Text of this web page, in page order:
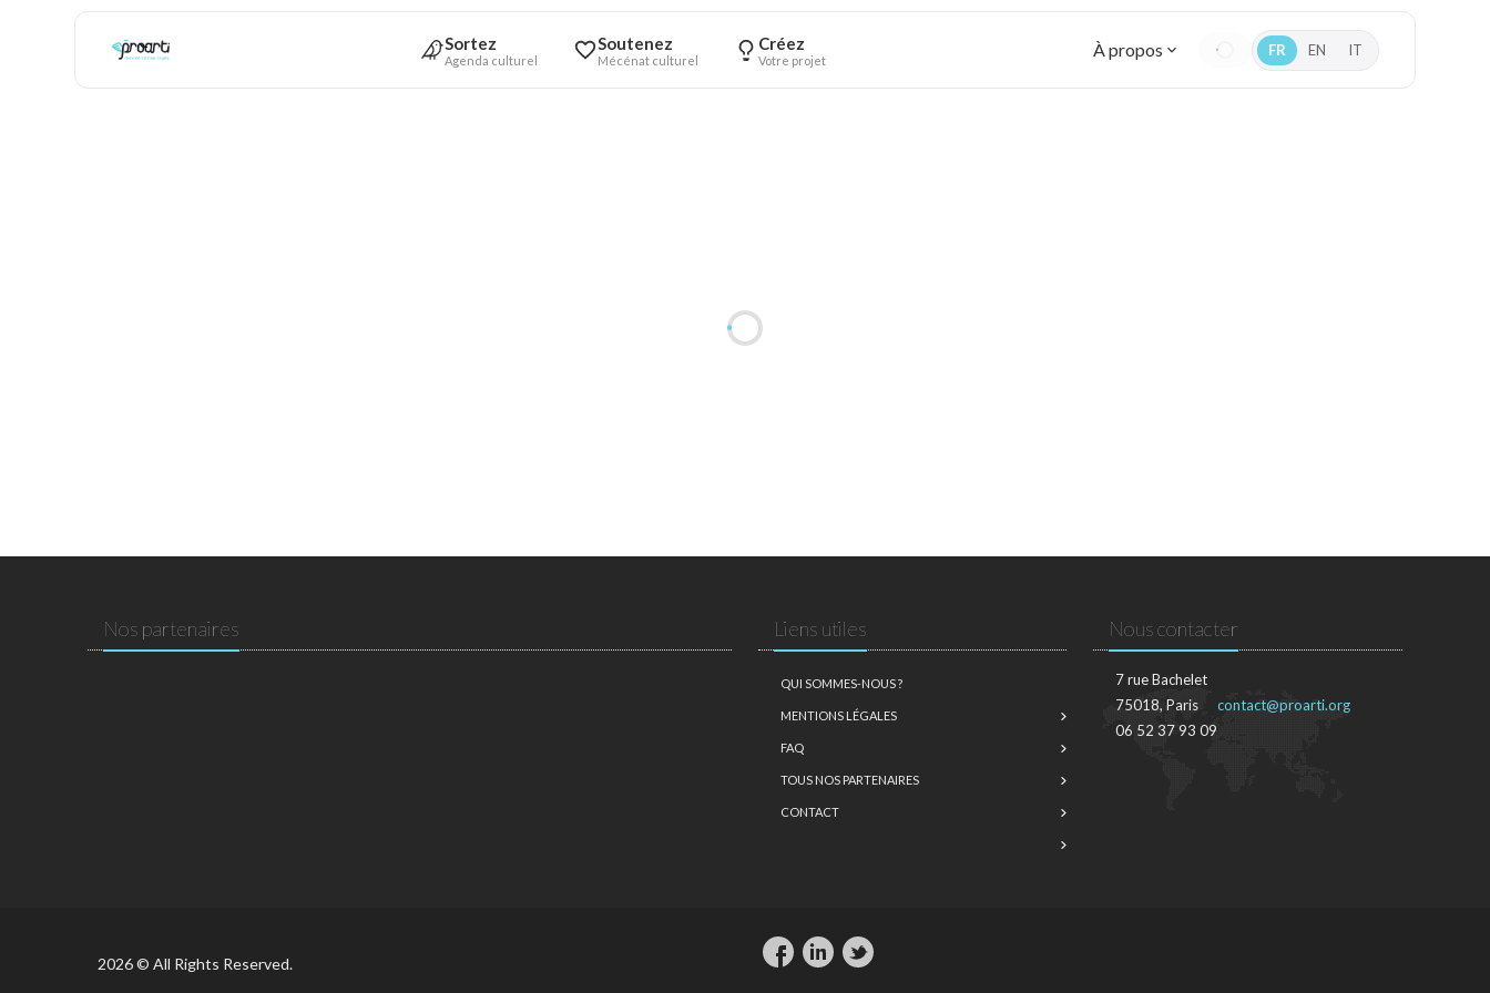
Sortez
Agenda culturel
Soutenez
Mécénat culturel
Créez
Votre projet À propos FR EN IT
Nos partenaires Liens utiles
QUI SOMMES-NOUS ?
MENTIONS LÉGALES
FAQ
TOUS NOS PARTENAIRES
CONTACT
Nous contacter
7 rue Bachelet
75018, Paris
06 52 37 93 09
contact@proarti.org
2026 © All Rights Reserved.